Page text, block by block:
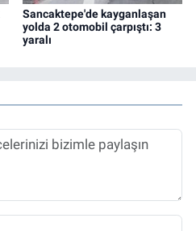
Sancaktepe'de kayganlaşan
yolda 2 otomobil çarpıştı: 3
yaralı